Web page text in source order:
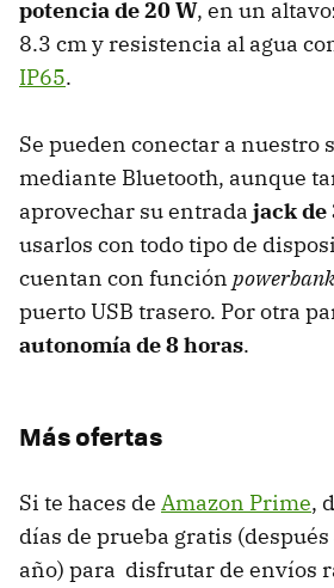
potencia de 20 W, en un
8.3 cm y resistencia al agua
IP65.
Se pueden conectar a nuestro
mediante Bluetooth, aunque
aprovechar su entrada jack de
usarlos con todo tipo de
cuentan con función
puerto USB trasero. Por otra
autonomía de 8 horas.
Más ofertas
Si te haces de Amazon Prime,
días de prueba gratis
año) para disfrutar de envíos